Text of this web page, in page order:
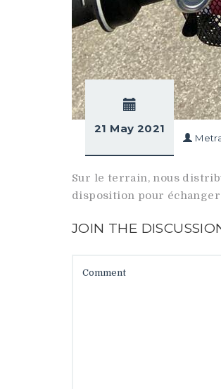
21 May 2021
Sur le terrain, nous
disposition pour échanger
JOIN THE